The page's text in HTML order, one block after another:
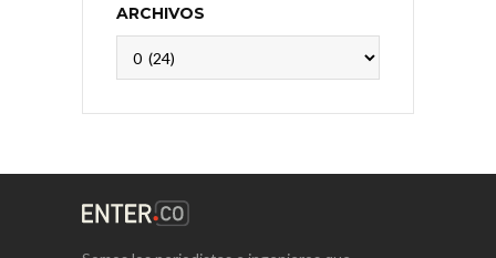
ARCHIVOS